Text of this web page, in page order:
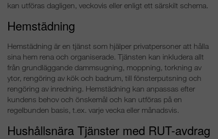
kan utföras dagligen, veckovis eller enligt ett särskilt schema.
Hemstädning
Hemstädning är en tjänst som hjälper privatpersoner att hålla
sina hem rena och organiserade. Tjänsten kan inkludera allt
från grundläggande dammsugning, moppning, torkning av
ytor, rengöring av kök och badrum, till fönsterputsning och
rengöring av inredning. Hemstädning kan anpassas efter
kundens behov och önskemål och kan utföras på en
regelbunden basis, t.ex. varje vecka eller månadsvis.
Hushållsnära Tjänster med RUT-avdrag